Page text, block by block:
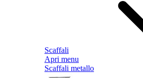
Scaffali
Apri menu
Scaffali metallo